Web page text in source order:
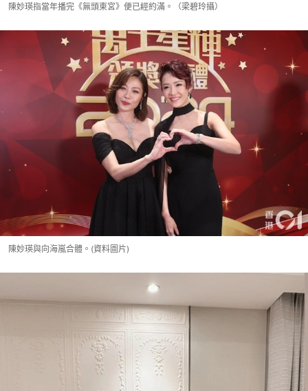
陳妙瑛指當年播完《無頭東宮》便已經約滿。（梁碧玲攝）
陳妙瑛與向海嵐合體。(資料圖片)